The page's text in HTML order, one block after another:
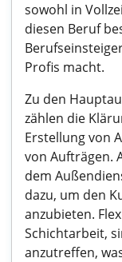
sowohl in
diesen Beruf
Profis macht.
Zu den
zählen die
Erstellung von
von Aufträgen.
dem
dazu, um den
anzubieten.
Schichtarbeit,
anzutreffen,